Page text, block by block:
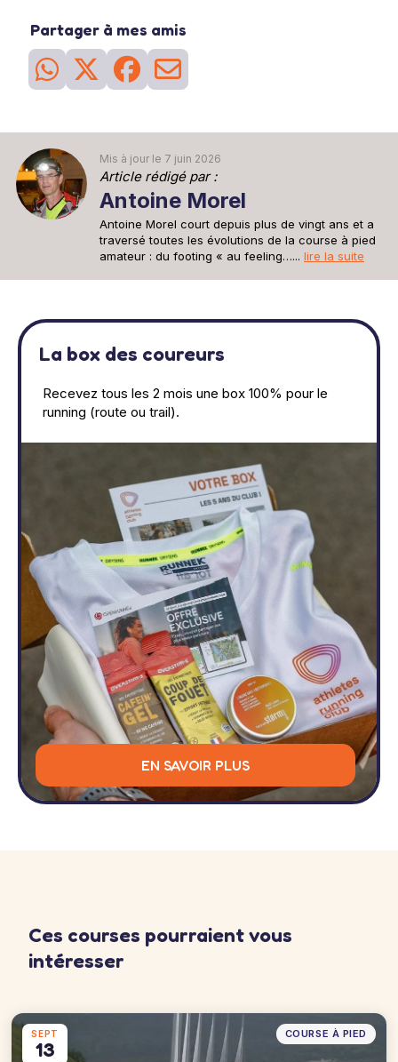
Partager à mes amis
Mis à jour le 7 juin 2026
Article rédigé par :
Antoine Morel
Antoine Morel court depuis plus de vingt ans et a
traversé toutes les évolutions de la course à pied
amateur : du footing « au feeling…... lire la suite
La box des coureurs
Recevez tous les 2 mois une box 100% pour le
running (route ou trail).
EN SAVOIR PLUS
Ces courses pourraient vous
intéresser
SEPT
13
COURSE À PIED